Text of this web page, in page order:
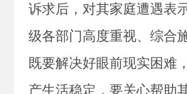
诉求后，对其家庭遭遇表
级各部门高度重视、综合
既要解决好眼前现实困难
产生活稳定，要关心帮助